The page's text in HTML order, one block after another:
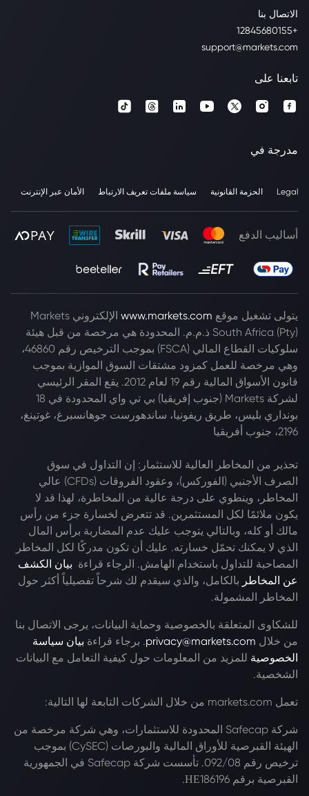
الاتصال بنا
+12845680155
support@markets.com
تابعنا على
مدرجة في
Legal الحزمة القانونية سياسة ملفات تعريف الارتباط الأمان عبر الإنترنت
أساليب الدفع
يتولى تشغيل موقع www.markets.com
الإلكتروني Markets
South Africa (Pty) ذ.م.م. المحدودة هي مرخصة من قبل هيئة
سلوكيات القطاع المالي (FSCA) بموجب الترخيص رقم 46860،
وهي مرخصة للعمل كمزود مشتقات السوق الموازية بموجب
قانون الأسواق المالية رقم 19 لعام 2012. يقع المقر الرئيسي
لشركة Markets (جنوب إفريقيا) بي تي واي المحدودة في 18
بونداري بليس، طريق ريفونيا، ساندهورست جوهانسبرغ، غوتينغ،
2196، جنوب أفريقيا
تحذير من المخاطر العالية للاستثمار: إن التداول في سوق
الصرف الأجنبي (الفوركس)، وعقود الفروقات (CFDs) عالي
المخاطر، وينطوي على درجة عالية من المخاطرة، لهذا قد لا
يكون ملائمًا لكل المستثمرين. قد تتعرض لخسارة جزء من رأس
مالك أو كله، وبالتالي يتوجب عليك عدم المضاربة برأس المال
الذي لا يمكنك تحمّل خسارته. عليك أن تكون مدركًا لكل المخاطر
المصاحبة للتداول باستخدام الهامش. الرجاء قراءة بيان الكشف
عن المخاطر بالكامل، والذي سيقدم لك شرحاً تفصيلياً أكثر حول
المخاطر المشمولة.
للشكاوى المتعلقة بالخصوصية وحماية البيانات، يرجى الاتصال بنا
من خلال privacy@markets.com. برجاء قراءة بيان سياسة
الخصوصية للمزيد من المعلومات حول كيفية التعامل مع البيانات
الشخصية.
تعمل markets.com من خلال الشركات التابعة لها التالية:
شركة Safecap المحدودة للاستثمارات، وهي شركة مرخصة من
الهيئة القبرصية للأوراق المالية والبورصات (CySEC) بموجب
ترخيص رقم 092/08. تأسست شركة Safecap في الجمهورية
القبرصية برقم ΗΕ186196.